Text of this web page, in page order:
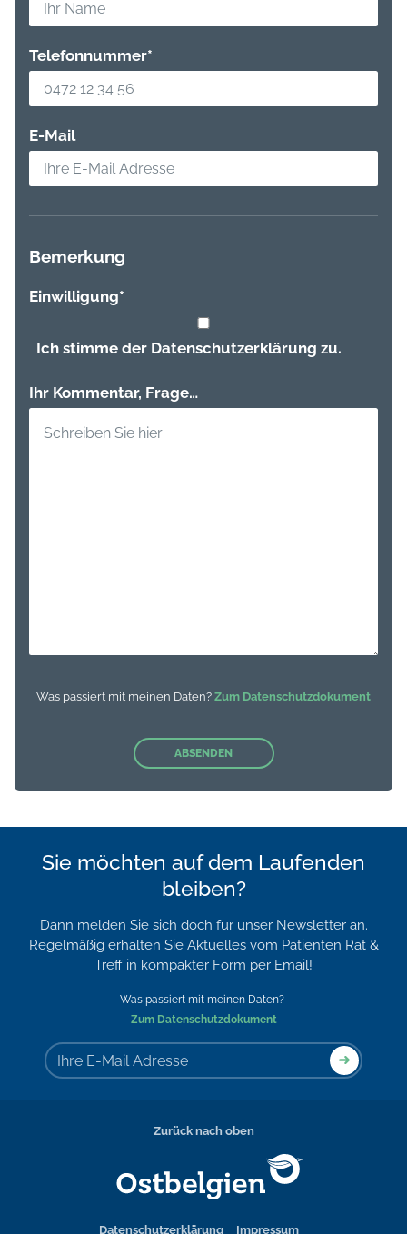
Telefonnummer*
E-Mail
Bemerkung
Einwilligung*
Ich stimme der Datenschutzerklärung zu.
Ihr Kommentar, Frage…
Was passiert mit meinen Daten? Zum Datenschutzdokument
Sie möchten auf dem Laufenden
bleiben?
Dann melden Sie sich doch für unser Newsletter an.
Regelmäßig erhalten Sie Aktuelles vom Patienten Rat &
Treff in kompakter Form per Email!
Was passiert mit meinen Daten?
Zum Datenschutzdokument
Datenschutzerklärung Impressum
Zurück nach oben